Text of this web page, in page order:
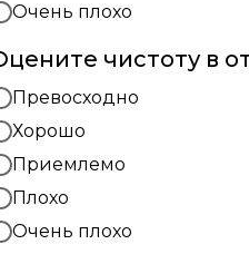
Очень плохо
чистоту в
Превосходно
Хорошо
Приемлемо
Плохо
Очень плохо